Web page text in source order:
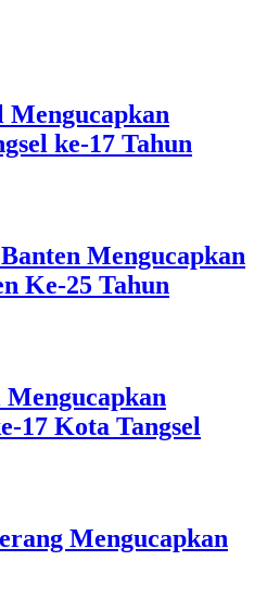
Mengucapkan
ke-17 Tahun
Mengucapkan
Ke-25 Tahun
17 Kota Tangsel
Mengucapkan